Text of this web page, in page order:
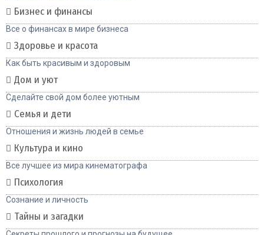
Бизнес и финансы
Все о финансах в мире бизнеса
Здоровье и красота
Как быть красивым и здоровым
Дом и уют
Сделайте свой дом более уютным
Семья и дети
Отношения и жизнь людей в семье
Культура и кино
Все лучшее из мира кинематографа
Психология
Сознание и личность
Тайны и загадки